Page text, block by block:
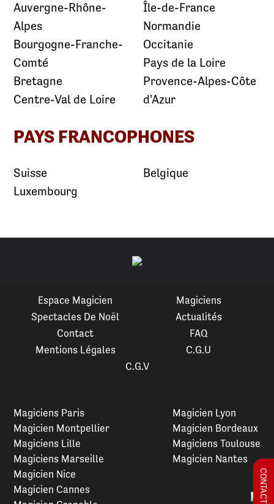
Auvergne-Rhône-
Alpes
Bourgogne-Franche-
Comté
Bretagne
Centre-Val de Loire
Île-de-France
Normandie
Occitanie
Pays de la Loire
Provence-Alpes-Côte
d'Azur
PAYS FRANCOPHONES
Suisse
Luxembourg
Belgique
Espace Magicien
Magiciens
Spectacles De Noël
Actualités
Contact
FAQ
Mentions Légales
C.G.U
C.G.V
Magiciens Paris
Magicien Montpellier
Magiciens Lille
Magiciens Marseille
Magicien Lyon
Magicien Bordeaux
Magiciens Toulouse
Magicien Nantes
Magicien Nice
Magicien Cannes